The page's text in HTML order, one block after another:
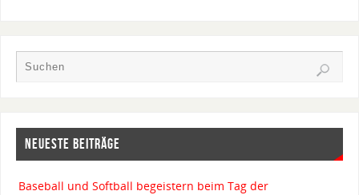
NEUESTE BEITRÄGE
Baseball und Softball begeistern beim Tag der